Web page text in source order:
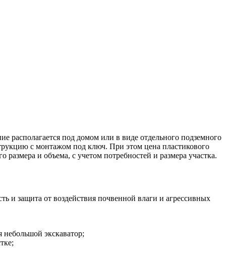
располагается под домом или в виде отдельного подземного
с монтажом под ключ. При этом цена пластикового
и объема, с учетом потребностей и размера участка.
и защита от воздействия почвенной влаги и агрессивных
экскаватор;